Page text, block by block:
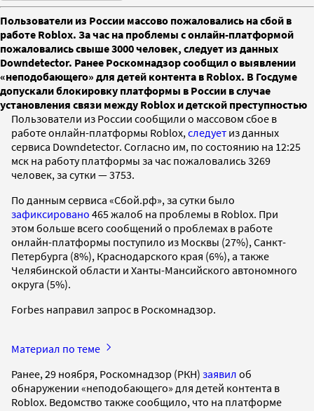
Пользователи из России массово пожаловались на сбой в
работе Roblox. За час на проблемы с онлайн-платформой
пожаловались свыше 3000 человек, следует из данных
Downdetector. Ранее Роскомнадзор сообщил о выявлении
«неподобающего» для детей контента в Roblox. В Госдуме
допускали блокировку платформы в России в случае
установления связи между Roblox и детской преступностью
Пользователи из России сообщили о массовом сбое в
работе онлайн-платформы Roblox, следует из данных
сервиса Downdetector. Согласно им, по состоянию на 12:25
мск на работу платформы за час пожаловались 3269
человек, за сутки — 3753.
По данным сервиса «Сбой.рф», за сутки было
зафиксировано 465 жалоб на проблемы в Roblox. При
этом больше всего сообщений о проблемах в работе
онлайн-платформы поступило из Москвы (27%), Санкт-
Петербурга (8%), Краснодарского края (6%), а также
Челябинской области и Ханты-Мансийского автономного
округа (5%).
Forbes направил запрос в Роскомнадзор.
Материал по теме
Ранее, 29 ноября, Роскомнадзор (РКН) заявил об
обнаружении «неподобающего» для детей контента в
Roblox. Ведомство также сообщило, что на платформе